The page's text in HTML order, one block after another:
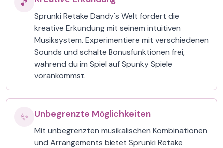
Sprunki Retake Dandy's Welt fördert die
kreative Erkundung mit seinem intuitiven
Musiksystem. Experimentiere mit verschiedenen
Sounds und schalte Bonusfunktionen frei,
während du im Spiel auf Spunky Spiele
vorankommst.
✨ Unbegrenzte Möglichkeiten
Mit unbegrenzten musikalischen Kombinationen
und Arrangements bietet Sprunki Retake